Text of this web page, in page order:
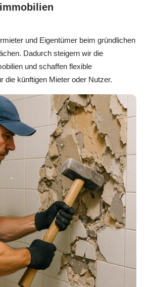
und Eigentümer beim gründlichen
Dadurch steigern wir die
und schaffen flexible
die künftigen Mieter oder Nutzer.